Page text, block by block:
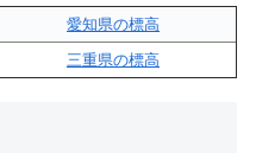
愛知県の標高
三重県の標高